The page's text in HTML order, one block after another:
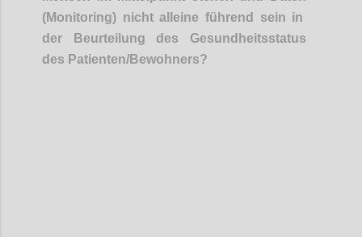
(Monitoring) nichtalleineführend sein in
der Beurteilung des Gesundheitsstatus
des Patienten/Bewohners?